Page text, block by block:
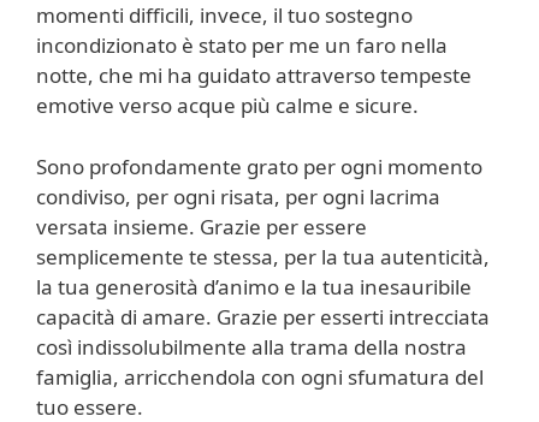
momenti difficili, invece, il tuo sostegno
incondizionato è stato per me un faro nella
notte, che mi ha guidato attraverso tempeste
emotive verso acque più calme e sicure.
Sono profondamente grato per ogni momento
condiviso, per ogni risata, per ogni lacrima
versata insieme. Grazie per essere
semplicemente te stessa, per la tua autenticità,
la tua generosità d’animo e la tua inesauribile
capacità di amare. Grazie per esserti intrecciata
così indissolubilmente alla trama della nostra
famiglia, arricchendola con ogni sfumatura del
tuo essere.